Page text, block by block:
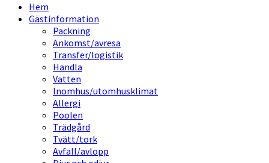
Hem
Gästinformation
Packning
Ankomst/avresa
Transfer/logistik
Handla
Vatten
Inomhus/utomhusklimat
Allergi
Poolen
Trädgård
Tvätt/tork
Avfall/avlopp